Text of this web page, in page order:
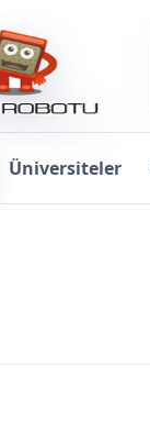
Üniversiteler